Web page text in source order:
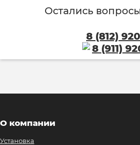
Остались
8 (812)
8 (911)
О компании
Установка